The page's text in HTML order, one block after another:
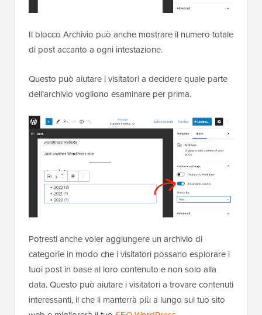
Il blocco Archivio può anche mostrare il numero totale
di post accanto a ogni intestazione.
Questo può aiutare i visitatori a decidere quale parte
dell’archivio vogliono esaminare per prima.
Potresti anche voler aggiungere un archivio di
categorie in modo che i visitatori possano esplorare i
tuoi post in base al loro contenuto e non solo alla
data. Questo può aiutare i visitatori a trovare contenuti
interessanti, il che li manterrà più a lungo sul tuo sito